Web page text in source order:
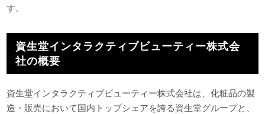
す。
資生堂インタラクティブビューティー株式会
社の概要
資生堂インタラクティブビューティー株式会社は、化粧品の製
造・販売において国内トップシェアを誇る資生堂グループと、